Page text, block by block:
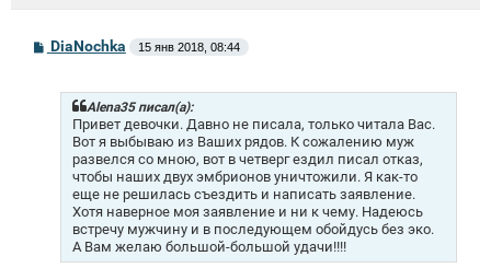
СDiaNochka 15 янв 2018, 08:44
Alena35 писал(а):
Привет девочки. Давно не писала, только читала Вас.
Вот я выбываю из Ваших рядов. К сожалению муж
развелся со мною, вот в четверг ездил писал отказ,
чтобы наших двух эмбрионов уничтожили. Я как-то
еще не решилась съездить и написать заявление.
Хотя наверное моя заявление и ни к чему. Надеюсь
встречу мужчину и в последующем обойдусь без эко.
А Вам желаю большой-большой удачи!!!!